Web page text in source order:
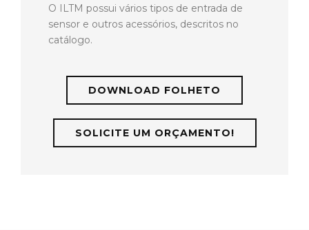
O ILTM possui vários tipos de entrada de
sensor e outros acessórios, descritos no
catálogo.
DOWNLOAD FOLHETO
SOLICITE UM ORÇAMENTO!